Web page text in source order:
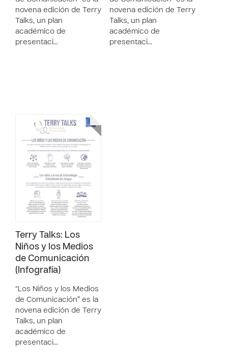
novena edición de Terry
Talks, un plan
académico de
presentaci…
novena edición de Terry
Talks, un plan
académico de
presentaci…
Terry Talks: Los
Niños y los Medios
de Comunicación
(Infografía)
“Los Niños y los Medios
de Comunicación” es la
novena edición de Terry
Talks, un plan
académico de
presentaci…